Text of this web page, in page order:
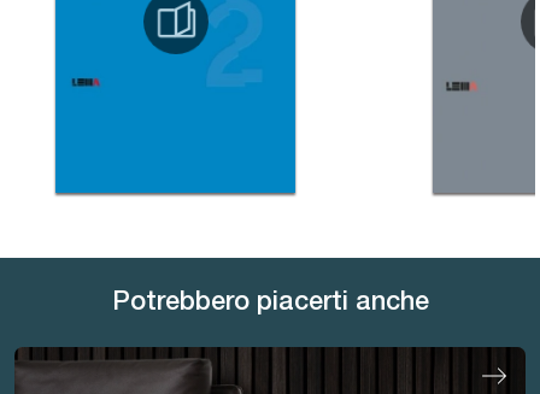
Potrebbero piacerti anche